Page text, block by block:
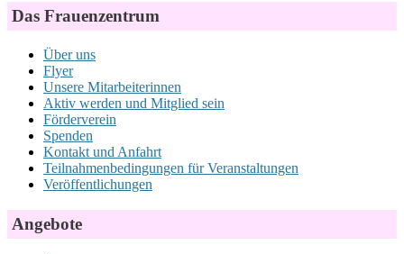
Das Frauenzentrum
Über uns
Flyer
Unsere Mitarbeiterinnen
Aktiv werden und Mitglied sein
Förderverein
Spenden
Kontakt und Anfahrt
Teilnahmenbedingungen für Veranstaltungen
Veröffentlichungen
Angebote